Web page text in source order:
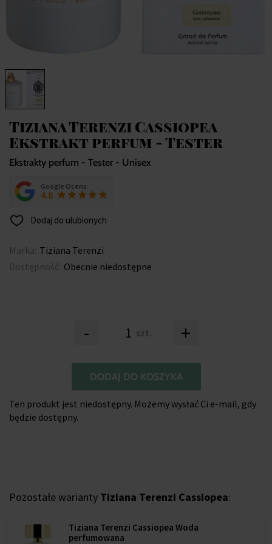
Tiziana Terenzi Cassiopea
Ekstrakt perfum - Tester
Ekstrakty perfum - Tester - Unisex
Google Ocena
4.8
Dodaj do ulubionych
Marka: Tiziana Terenzi
Dostępność: Obecnie niedostępne
- szt. +
DODAJ DO KOSZYKA
Ten produkt jest niedostępny. Możemy wysłać Ci e-mail, gdy
będzie dostępny.
Pozostałe warianty Tiziana Terenzi Cassiopea:
Tiziana Terenzi Cassiopea Woda
perfumowana